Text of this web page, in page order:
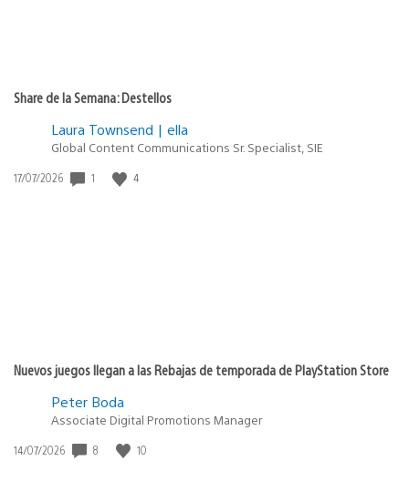
Share de la Semana: Destellos
Laura Townsend | ella
Global Content Communications Sr. Specialist, SIE
Fecha
17/07/2026 1 4
Nuevos juegos llegan a las Rebajas de temporada de PlayStation Store
Peter Boda
Associate Digital Promotions Manager
Fecha
14/07/2026 8 10